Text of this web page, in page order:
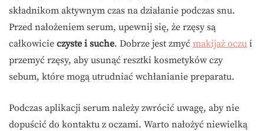
składnikom aktywnym czas na działanie podczas snu.
Przed nałożeniem serum, upewnij się, że rzęsy są
całkowicie czyste i suche. Dobrze jest zmyć makijaż oczu i
przemyć rzęsy, aby usunąć resztki kosmetyków czy
sebum, które mogą utrudniać wchłanianie preparatu.
Podczas aplikacji serum należy zwrócić uwagę, aby nie
dopuścić do kontaktu z oczami. Warto nałożyć niewielką